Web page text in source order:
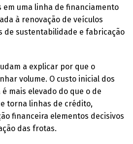
em uma linha de financiamento
à renovação de veículos
de sustentabilidade e fabricação
a explicar por que o
volume. O custo inicial dos
mais elevado do que o de
torna linhas de crédito,
financeira elementos decisivos
das frotas.